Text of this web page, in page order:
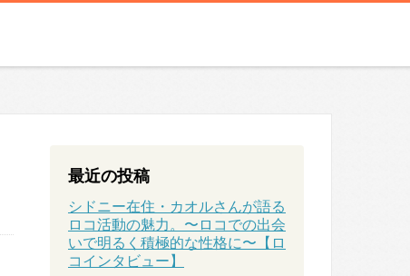
最近の投稿
シドニー在住・カオルさんが語る
ロコ活動の魅力。〜ロコでの出会
いで明るく積極的な性格に〜【ロ
コインタビュー】